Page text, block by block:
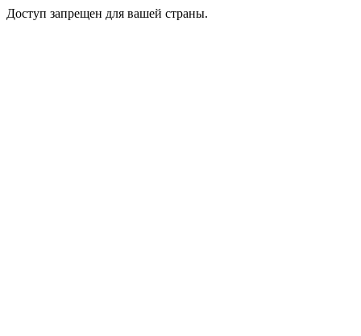
Доступ запрещен для вашей страны.